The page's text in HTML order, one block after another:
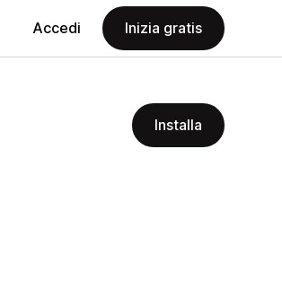
Accedi Inizia gratis
Installa